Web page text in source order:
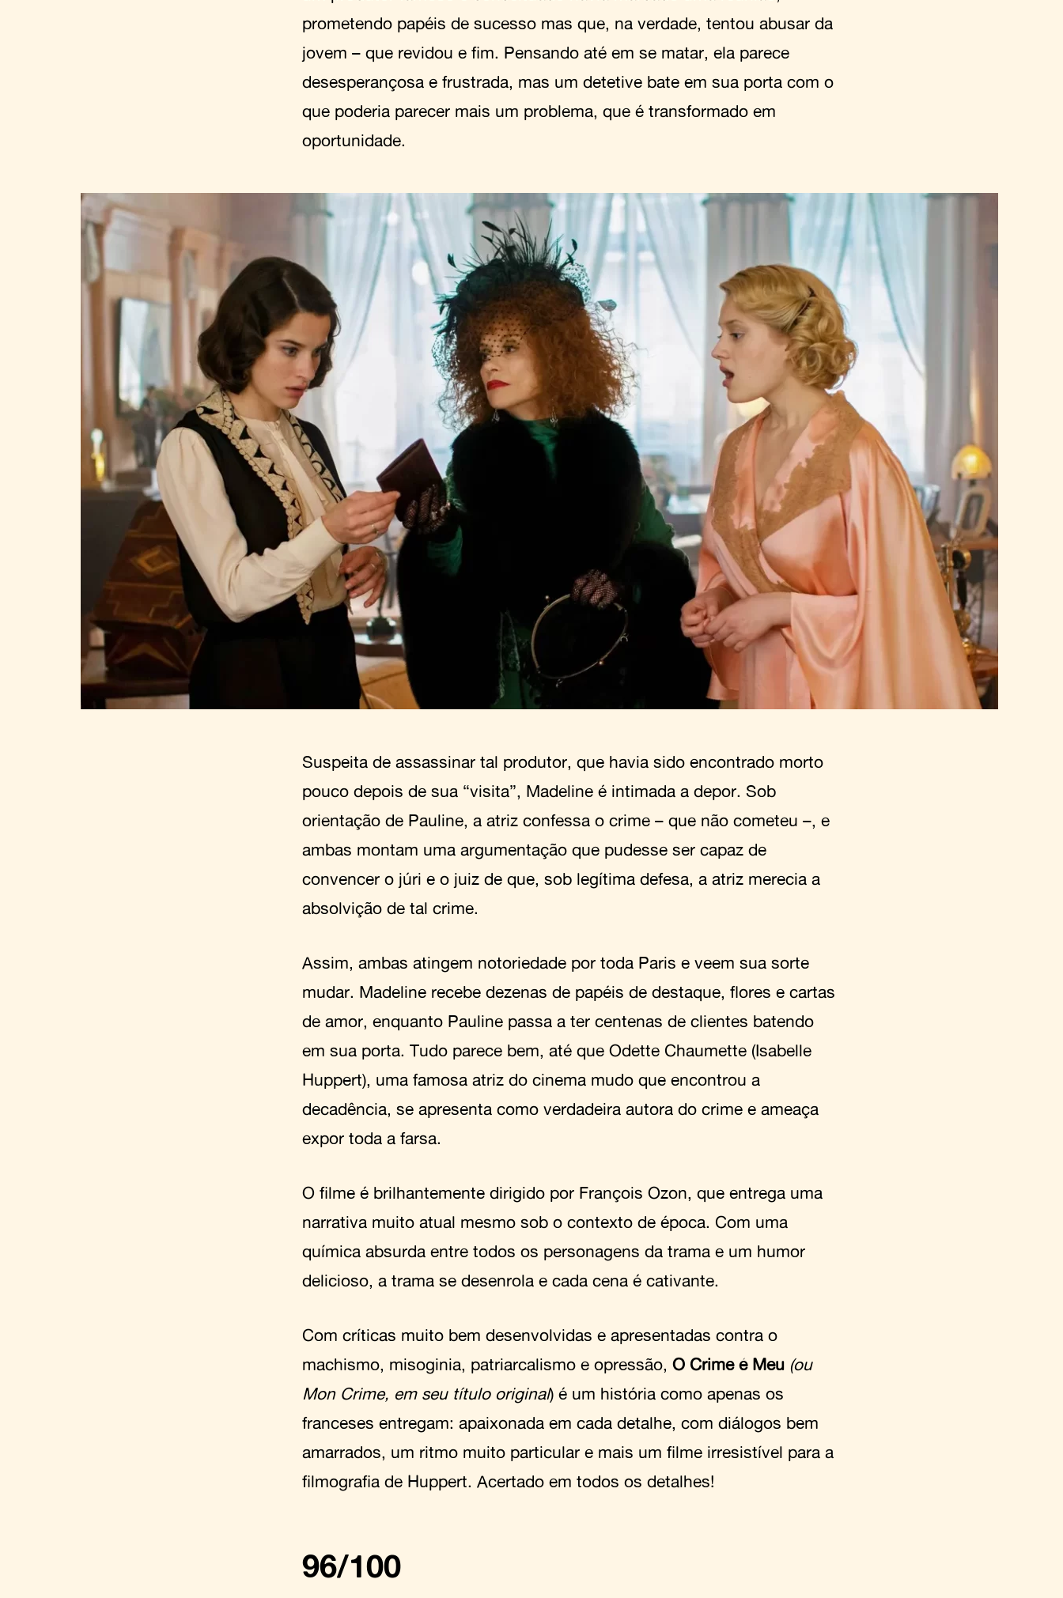
prometendo papéis de sucesso mas que, na verdade, tentou abusar da
jovem – que revidou e fim. Pensando até em se matar, ela parece
desesperançosa e frustrada, mas um detetive bate em sua porta com o
que poderia parecer mais um problema, que é transformado em
oportunidade.
Suspeita de assassinar tal produtor, que havia sido encontrado morto
pouco depois de sua “visita”, Madeline é intimada a depor. Sob
orientação de Pauline, a atriz confessa o crime – que não cometeu –, e
ambas montam uma argumentação que pudesse ser capaz de
convencer o júri e o juiz de que, sob legítima defesa, a atriz merecia a
absolvição de tal crime.
Assim, ambas atingem notoriedade por toda Paris e veem sua sorte
mudar. Madeline recebe dezenas de papéis de destaque, flores e cartas
de amor, enquanto Pauline passa a ter centenas de clientes batendo
em sua porta. Tudo parece bem, até que Odette Chaumette (Isabelle
Huppert), uma famosa atriz do cinema mudo que encontrou a
decadência, se apresenta como verdadeira autora do crime e ameaça
expor toda a farsa.
O filme é brilhantemente dirigido por François Ozon, que entrega uma
narrativa muito atual mesmo sob o contexto de época. Com uma
química absurda entre todos os personagens da trama e um humor
delicioso, a trama se desenrola e cada cena é cativante.
Com críticas muito bem desenvolvidas e apresentadas contra o
machismo, misoginia, patriarcalismo e opressão, O Crime é Meu (ou
Mon Crime, em seu título original) é um história como apenas os
franceses entregam: apaixonada em cada detalhe, com diálogos bem
amarrados, um ritmo muito particular e mais um filme irresistível para a
filmografia de Huppert. Acertado em todos os detalhes!
96/100